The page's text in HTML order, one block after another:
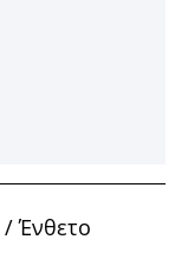
/ Ένθετο